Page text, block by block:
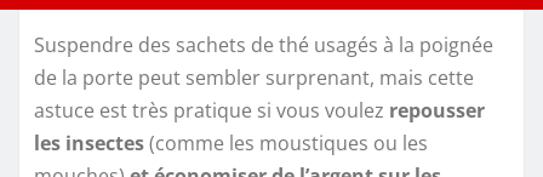
Suspendre des sachets de thé usagés à la poignée
de la porte peut sembler surprenant, mais cette
astuce est très pratique si vous voulez repousser
les insectes(comme les moustiques ou les